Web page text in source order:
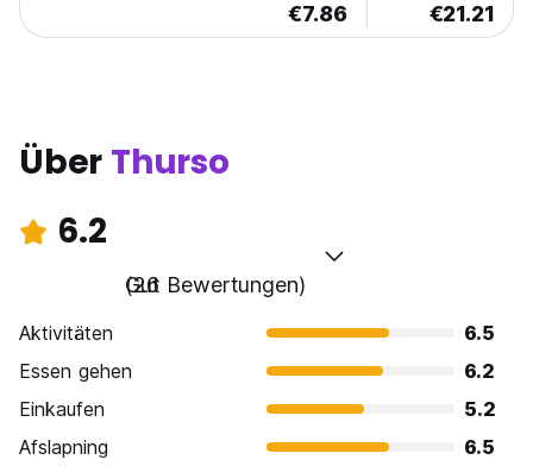
€7.86 €21.21
Über Thurso
6.2
Gut
(26 Bewertungen)
Aktivitäten
6.5
Essen gehen
6.2
Einkaufen
5.2
Afslapning
6.5